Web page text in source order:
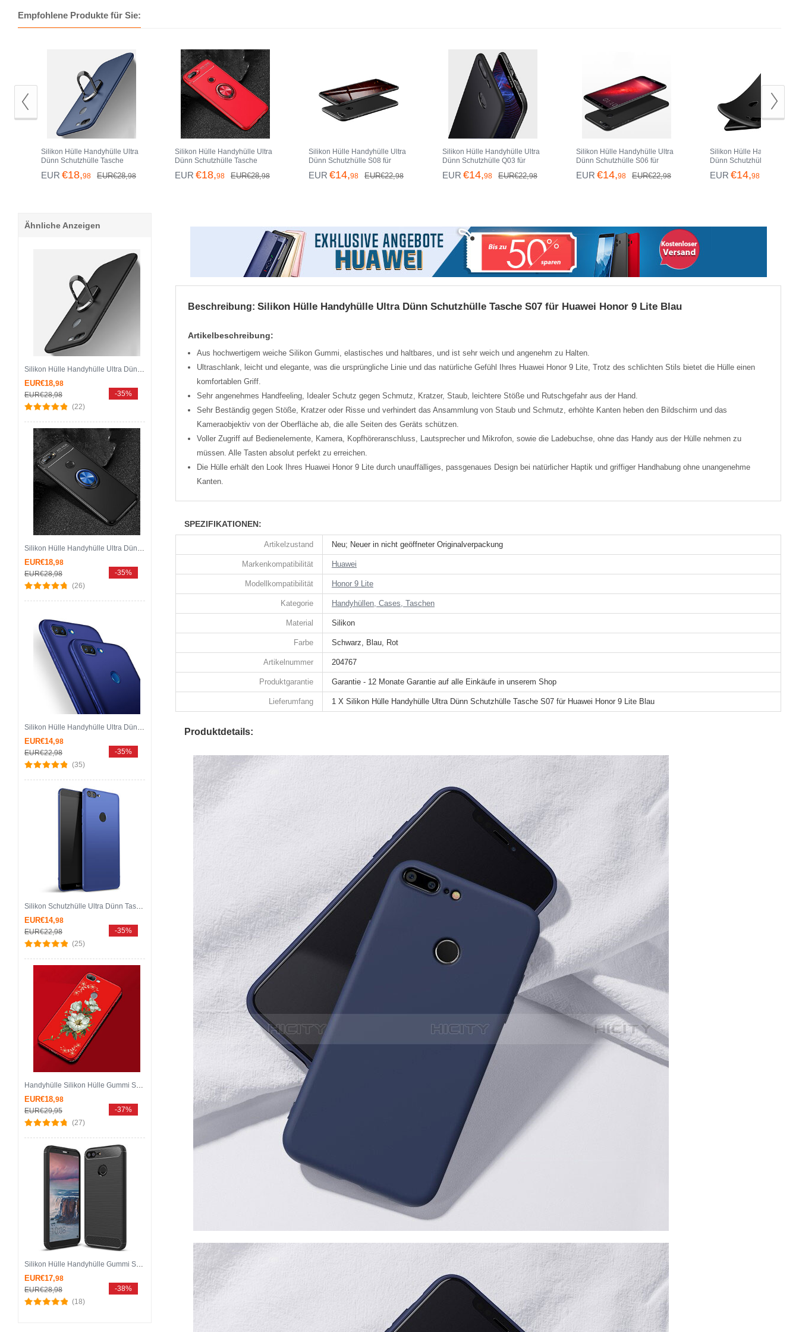
Empfohlene Produkte für Sie:
Silikon Hülle Handyhülle Ultra
Dünn Schutzhülle Tasche
Silikon mit Magnetisch
Fingerring Ständer A01 für
EUR €18,98 EUR€28,98
Silikon Hülle Handyhülle Ultra
Dünn Schutzhülle Tasche
Silikon mit Magnetisch
Fingerring Ständer für Huawei
EUR €18,98 EUR€28,98
Silikon Hülle Handyhülle Ultra
Dünn Schutzhülle S08 für
Huawei Honor 9 Lite Schwarz
EUR €14,98 EUR€22,98
Silikon Hülle Handyhülle Ultra
Dünn Schutzhülle Q03 für
Huawei Honor 9 Lite Schwarz
EUR €14,98 EUR€22,98
Silikon Hülle Handyhülle Ultra
Dünn Schutzhülle S06 für
Huawei Honor 9 Lite Schwarz
EUR €14,98 EUR€22,98
Silikon Hülle Handyhülle
Dünn Schutzhülle S05 für
Huawei Honor 9 Lite
EUR €14,98
Beschreibung: Silikon Hülle Handyhülle Ultra Dünn Schutzhülle Tasche S07 für Huawei Honor 9 Lite Blau
Artikelbeschreibung:
Aus hochwertigem weiche Silikon Gummi, elastisches und haltbares, und ist sehr weich und angenehm zu Halten.
Ultra­schlank, leicht und elegante, was die ursprüngliche Linie und das natürliche Gefühl Ihres Huawei Honor 9 Lite, Trotz des schlichten Stils bietet die Hülle einen
komfortablen Griff.
Sehr angenehmes Handfeeling, Idealer Schutz gegen Schmutz, Kratzer, Staub, leichtere Stöße und Rutschgefahr aus der Hand.
Sehr Beständig gegen Stöße, Kratzer oder Risse und verhindert das Ansammlung von Staub und Schmutz, erhöhte Kanten heben den Bildschirm und das
Kameraobjektiv von der Oberfläche ab, die alle Seiten des Geräts schützen.
Voller Zugriff auf Bedienelemente, Kamera, Kopfhöreranschluss, Lautsprecher und Mikrofon, sowie die Ladebuchse, ohne das Handy aus der Hülle nehmen zu
müssen. Alle Tasten absolut perfekt zu erreichen.
Die Hülle erhält den Look Ihres Huawei Honor 9 Lite durch unauffälliges, passgenaues Design bei natürlicher Haptik und griffiger Handhabung ohne unangenehme
Kanten.
SPEZIFIKATIONEN:
Artikelzustand Neu; Neuer in nicht geöffneter Originalverpackung
Markenkompatibilität Huawei
Modellkompatibilität Honor 9 Lite
Kategorie Handyhüllen, Cases, Taschen
Material Silikon
Farbe Schwarz, Blau, Rot
Artikelnummer 204767
Produktgarantie Garantie - 12 Monate Garantie auf alle Einkäufe in unserem Shop
Lieferumfang 1 X Silikon Hülle Handyhülle Ultra Dünn Schutzhülle Tasche S07 für Huawei Honor 9 Lite Blau
Produktdetails:
Ähnliche Anzeigen
Silikon Hülle Handyhülle Ultra Dünn Schutzhülle Tasche Silikon mit Magnetisch Fingerring Ständer A01 für Huawei Honor 9 Lite Schwarz
EUR€18,98
EUR€28,98
(22)
-35%
Silikon Hülle Handyhülle Ultra Dünn Schutzhülle Tasche Silikon mit Magnetisch Fingerring Ständer für Huawei Honor 9 Lite Blau und Schwarz
EUR€18,98
EUR€28,98
(26)
-35%
Silikon Hülle Handyhülle Ultra Dünn Schutzhülle S05 für Huawei Honor 9 Lite Blau
EUR€14,98
EUR€22,98
(35)
-35%
Silikon Schutzhülle Ultra Dünn Tasche S02 für Huawei Honor 9 Lite Blau
EUR€14,98
EUR€22,98
(25)
-35%
Handyhülle Silikon Hülle Gummi Schutzhülle Blumen für Huawei Honor 9 Lite Rot
EUR€18,98
EUR€29,95
(27)
-37%
Silikon Hülle Handyhülle Gummi Schutzhülle Tasche Köper für Huawei Honor 9 Lite Schwarz
EUR€17,98
EUR€28,98
(18)
-38%